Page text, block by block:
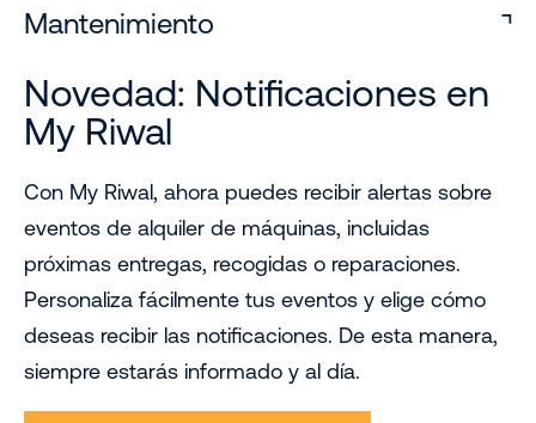
Mantenimiento
Novedad: Notificaciones en
My Riwal
Con My Riwal, ahora puedes recibir alertas sobre
eventos de alquiler de máquinas, incluidas
próximas entregas, recogidas o reparaciones.
Personaliza fácilmente tus eventos y elige cómo
deseas recibir las notificaciones. De esta manera,
siempre estarás informado y al día.